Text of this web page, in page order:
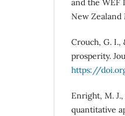
and the WEF
New Zealand
Crouch, G. I.,
prosperity.
https://
Enright, M.
quantitative